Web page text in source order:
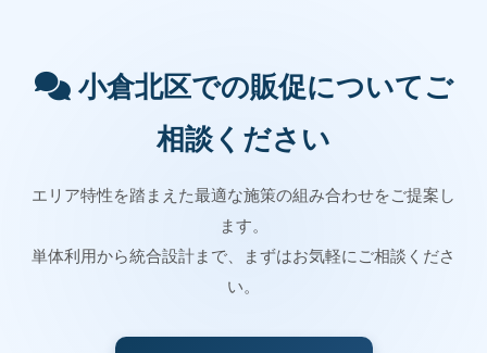
小倉北区での販促についてご
相談ください
エリア特性を踏まえた最適な施策の組み合わせをご提案し
ます。
単体利用から統合設計まで、まずはお気軽にご相談くださ
い。